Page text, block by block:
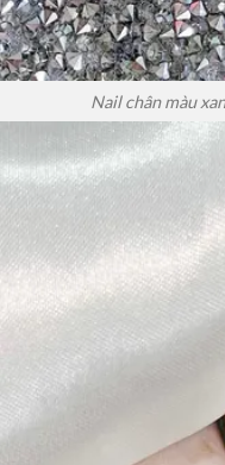
Nail chân màu